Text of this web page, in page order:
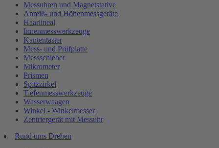
Messuhren und Magnetstative
Anreiß- und Höhenmessgeräte
Haarlineal
Innenmesswerkzeuge
Kantentaster
Mess- und Prüfplatte
Messschieber
Mikrometer
Prismen
Spitzzirkel
Tiefenmesswerkzeuge
Wasserwaagen
Winkel - Winkelmesser
Zentriergerät mit Messuhr
Rund ums Drehen